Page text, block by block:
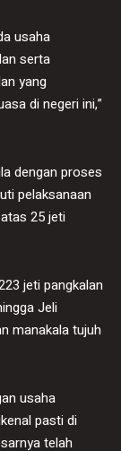
usaha
serta
yang
di negeri ini,”
dengan proses
pelaksanaan
25 jeti
jeti pangkalan
Jeli
manakala tujuh
usaha
pasti di
telah